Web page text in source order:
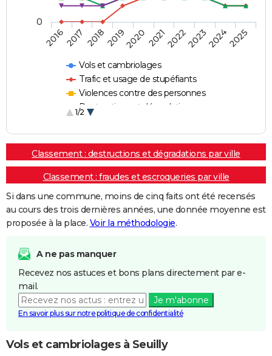
Vols et cambriolages
Trafic et usage de stupéfiants
Violences contre des personnes
Destructions et dégradations
1/2
20162017 20182019202020212022202320242025
0
Classement : destructions et dégradations par ville
Classement : fraudes et escroqueries par ville
Si dans une commune, moins de cinq faits ont été recensés
au cours des trois dernières années, une donnée moyenne est
proposée à la place. Voir la méthodologie.
A ne pas manquer
Recevez nos astuces et bons plans directement par e-
mail.
Je m'abonne
En savoir plus sur notre politique de confidentialité
Vols et cambriolages à Seuilly